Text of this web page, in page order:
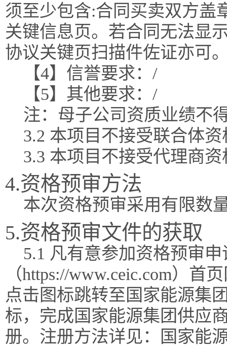
须至少包含:合同买卖双方盖
关键信息页。若合同无法显
协议关键页扫描件佐证亦可
【4】信誉要求：/
【5】其他要求：/
注：母子公司资质业绩不
3.2 本项目不接受联合体
3.3 本项目不接受代理商
4.资格预审方法
本次资格预审采用有限数
5.资格预审文件的获取
5.1 凡有意参加资格预审
（https://www.ceic.com）首
点击图标跳转至国家能源集
标，完成国家能源集团供应
册。注册方法详见：国家能